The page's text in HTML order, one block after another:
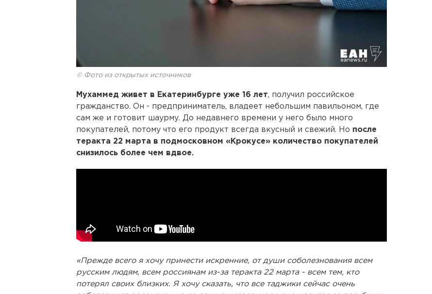
© Фото из открытых источников
Мухаммед живет в Екатеринбурге уже 16 лет, получил российское
гражданство. Он - предприниматель, владеет небольшим павильоном, где
сам же и готовит шаурму. До недавнего времени у него было много
покупателей, потому что его продукт всегда вкусный и свежий. Но после
теракта 22 марта в подмосковном «Крокусе» количество покупателей
снизилось более чем вдвое.
«Прежде всего я хочу принести искренние, от души соболезнования всем
русским людям, всем россиянам из-за теракта 22 марта - всем тем, кто
потерял своих близких. Я хочу сказать, что все таджики сейчас очень